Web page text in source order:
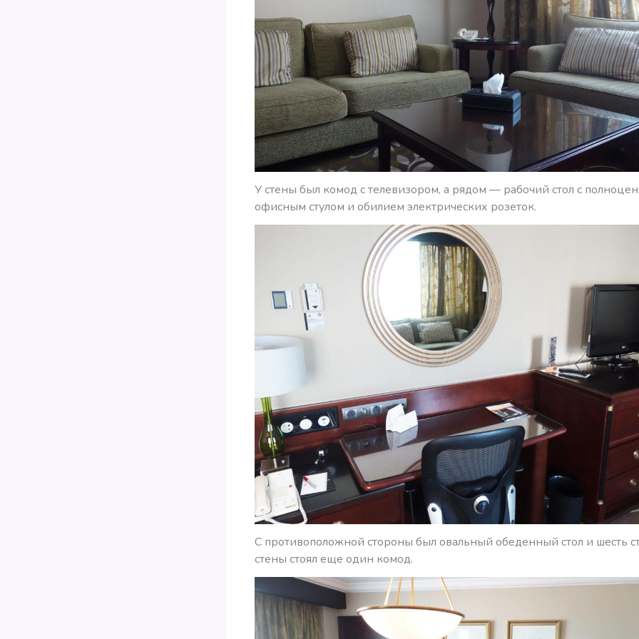
У стены был комод с телевизором, а рядом — рабочий стол с
офисным стулом и обилием электрических розеток.
С противоположной стороны был овальный обеденный стол и шесть
стены стоял еще один комод.